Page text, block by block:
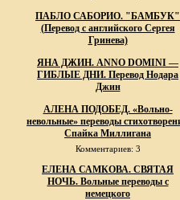
ПАБЛО САБОРИО. "БАМБУК"
(Перевод с английского Сергея
Гринева)
ЯНА ДЖИН. ANNO DOMINI —
ГИБЛЫЕ ДНИ. Перевод Нодара
Джин
АЛЕНА ПОДОБЕД. «Вольно-
невольные» переводы
Спайка Миллигана
Комментариев: 3
ЕЛЕНА САМКОВА. СВЯТАЯ
НОЧЬ. Вольные переводы с
немецкого